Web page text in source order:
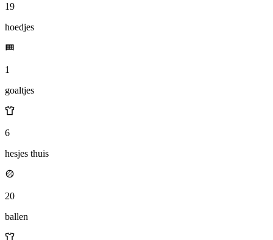
19
hoedjes
1
goaltjes
6
hesjes thuis
20
ballen